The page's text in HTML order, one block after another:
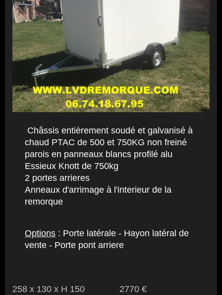
Châssis entièrement soudé et galvanisé à
chaud PTAC de 500 et 750KG non freiné
parois en panneaux blancs profilé alu
Essieux Knott de 750kg
2 portes arrieres
Anneaux d'arrimage à l'interieur de la
remorque
Options : Porte latérale - Hayon latéral de
vente - Porte pont arriere
258 x 130 x H 150 2770 €